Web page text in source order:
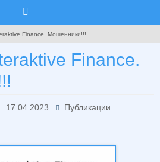
Finance. Мошенники!!!
Finance.
17.04.2023 Публикации